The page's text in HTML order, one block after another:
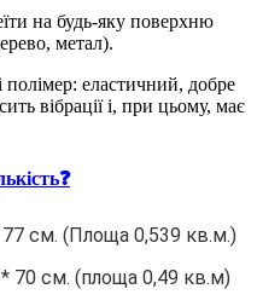
на будь-яку поверхню
метал).
полімер: еластичний, добре
вібрації і, при цьому, має
77 см. (Площа 0,539 кв.м.)
(площа 0,49 кв.м)